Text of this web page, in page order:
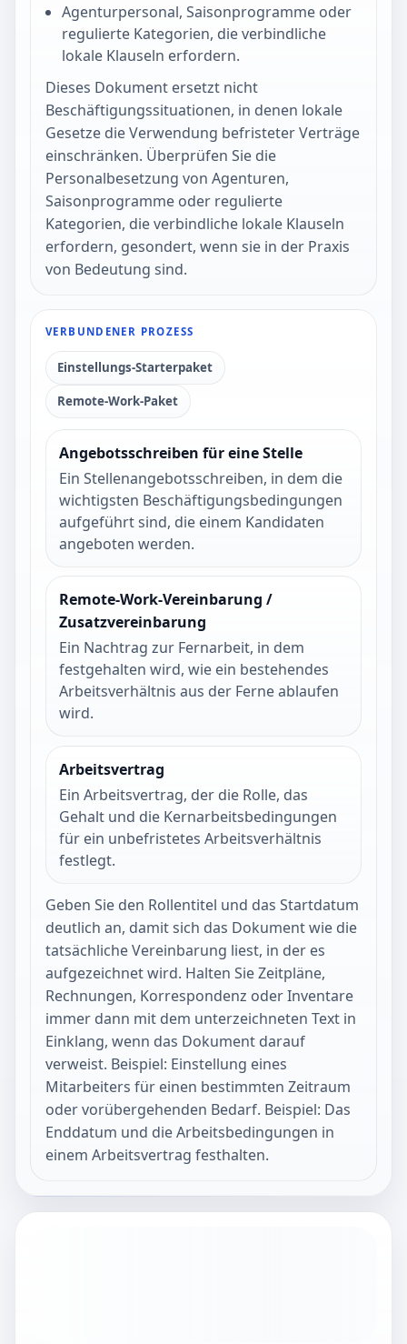
Agenturpersonal, Saisonprogramme oder
regulierte Kategorien, die verbindliche
lokale Klauseln erfordern.
Dieses Dokument ersetzt nicht
Beschäftigungssituationen, in denen lokale
Gesetze die Verwendung befristeter Verträge
einschränken. Überprüfen Sie die
Personalbesetzung von Agenturen,
Saisonprogramme oder regulierte
Kategorien, die verbindliche lokale Klauseln
erfordern, gesondert, wenn sie in der Praxis
von Bedeutung sind.
VERBUNDENER PROZESS
Einstellungs-Starterpaket
Remote-Work-Paket
Angebotsschreiben für eine Stelle
Ein Stellenangebotsschreiben, in dem die
wichtigsten Beschäftigungsbedingungen
aufgeführt sind, die einem Kandidaten
angeboten werden.
Remote-Work-Vereinbarung /
Zusatzvereinbarung
Ein Nachtrag zur Fernarbeit, in dem
festgehalten wird, wie ein bestehendes
Arbeitsverhältnis aus der Ferne ablaufen
wird.
Arbeitsvertrag
Ein Arbeitsvertrag, der die Rolle, das
Gehalt und die Kernarbeitsbedingungen
für ein unbefristetes Arbeitsverhältnis
festlegt.
Geben Sie den Rollentitel und das Startdatum
deutlich an, damit sich das Dokument wie die
tatsächliche Vereinbarung liest, in der es
aufgezeichnet wird. Halten Sie Zeitpläne,
Rechnungen, Korrespondenz oder Inventare
immer dann mit dem unterzeichneten Text in
Einklang, wenn das Dokument darauf
verweist. Beispiel: Einstellung eines
Mitarbeiters für einen bestimmten Zeitraum
oder vorübergehenden Bedarf. Beispiel: Das
Enddatum und die Arbeitsbedingungen in
einem Arbeitsvertrag festhalten.